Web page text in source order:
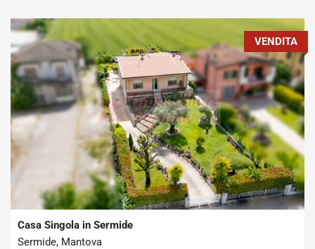
Tipo contratto:
Vendita
Metratura Commerciale:
300 m
VENDITA
Casa Singola in Sermide
Sermide, Mantova